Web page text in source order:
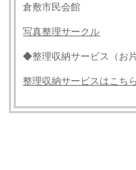
倉敷市民会館
写真整理サークル
◆整理収納サービス（お
整理収納サービスはこちら